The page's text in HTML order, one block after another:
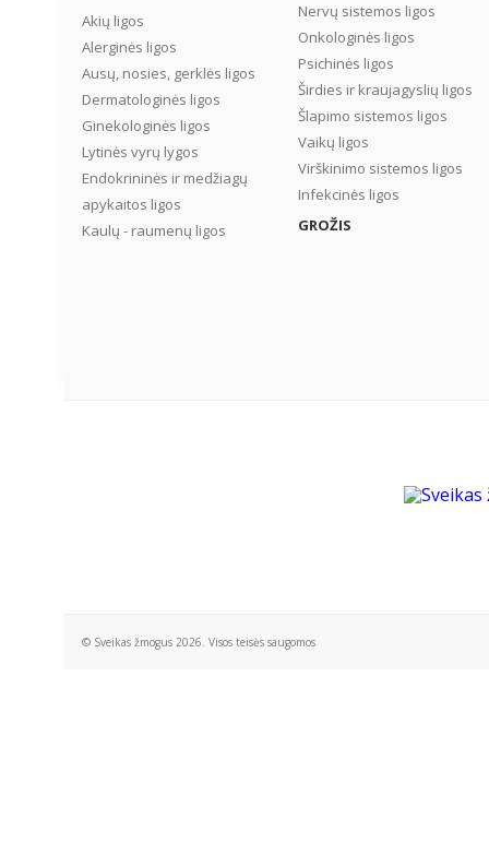
Akių ligos
Alerginės ligos
Ausų, nosies, gerklės ligos
Dermatologinės ligos
Ginekologinės ligos
Lytinės vyrų lygos
Endokrininės ir medžiagų
apykaitos ligos
Kaulų - raumenų ligos
Nervų sistemos ligos
Onkologinės ligos
Psichinės ligos
Širdies ir kraujagyslių ligos
Šlapimo sistemos ligos
Vaikų ligos
Virškinimo sistemos ligos
Infekcinės ligos
GROŽIS
© Sveikas žmogus 2026. Visos teisės saugomos